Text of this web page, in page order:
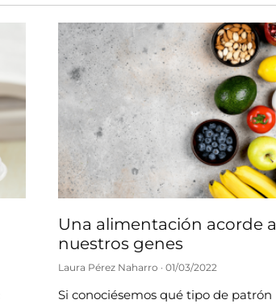
Una alimentación acorde a
nuestros genes
Laura Pérez Naharro 01/03/2022
Si conociésemos qué tipo de patrón